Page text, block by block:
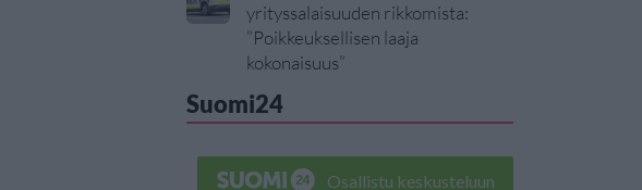
yrityssalaisuuden rikkomista:
”Poikkeuksellisen laaja
kokonaisuus”
Suomi24